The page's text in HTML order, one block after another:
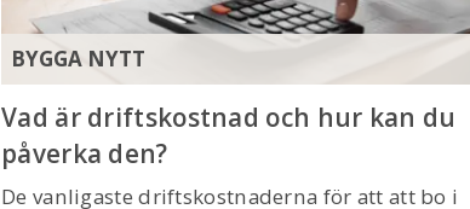
BYGGA NYTT
Vad är driftskostnad och hur kan du
påverka den?
De vanligaste driftskostnaderna för att att bo i